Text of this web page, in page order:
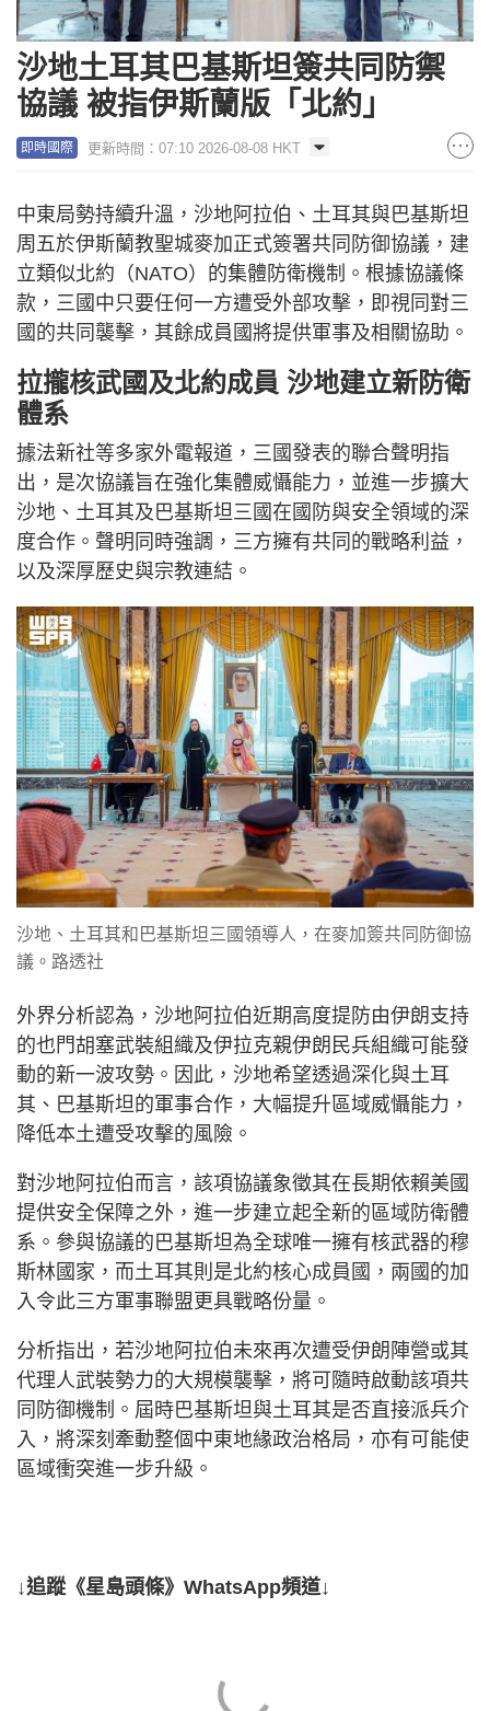
沙地土耳其巴基斯坦簽共同防禦
協議 被指伊斯蘭版「北約」
即時國際 更新時間：07:10 2026-08-08 HKT
中東局勢持續升溫，沙地阿拉伯、土耳其與巴基斯坦
周五於伊斯蘭教聖城麥加正式簽署共同防御協議，建
立類似北約（NATO）的集體防衛機制。根據協議條
款，三國中只要任何一方遭受外部攻擊，即視同對三
國的共同襲擊，其餘成員國將提供軍事及相關協助。
拉攏核武國及北約成員 沙地建立新防衛
體系
據法新社等多家外電報道，三國發表的聯合聲明指
出，是次協議旨在強化集體威懾能力，並進一步擴大
沙地、土耳其及巴基斯坦三國在國防與安全領域的深
度合作。聲明同時強調，三方擁有共同的戰略利益，
以及深厚歷史與宗教連結。
沙地、土耳其和巴基斯坦三國領導人，在麥加簽共同防御協
議。路透社
外界分析認為，沙地阿拉伯近期高度提防由伊朗支持
的也門胡塞武裝組織及伊拉克親伊朗民兵組織可能發
動的新一波攻勢。因此，沙地希望透過深化與土耳
其、巴基斯坦的軍事合作，大幅提升區域威懾能力，
降低本土遭受攻擊的風險。
對沙地阿拉伯而言，該項協議象徵其在長期依賴美國
提供安全保障之外，進一步建立起全新的區域防衛體
系。參與協議的巴基斯坦為全球唯一擁有核武器的穆
斯林國家，而土耳其則是北約核心成員國，兩國的加
入令此三方軍事聯盟更具戰略份量。
分析指出，若沙地阿拉伯未來再次遭受伊朗陣營或其
代理人武裝勢力的大規模襲擊，將可隨時啟動該項共
同防御機制。屆時巴基斯坦與土耳其是否直接派兵介
入，將深刻牽動整個中東地緣政治格局，亦有可能使
區域衝突進一步升級。
↓追蹤《星島頭條》WhatsApp頻道↓